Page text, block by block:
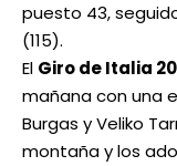
puesto 43,
(115).
El Giro de Italia
mañana con una
Burgas y Veliko
montaña y los